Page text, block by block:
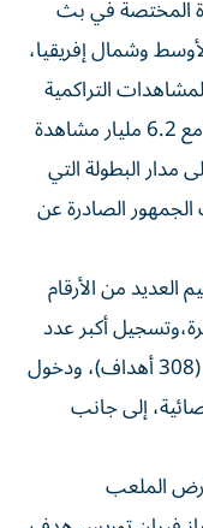
وشمال إفريقيا،
التراكمية
خلال تغطيتها لبطولة كأس العالم 2026 مع 6.2 مليار مشاهدة
البطولة التي
الجمهور الصادرة عن
من الأرقام
لأول مرة،وتسجيل أكبر عدد
من الأهداف في تاريخ بطولة كأس العالم (308 أهداف)، ودخول
إلى جانب
الملعب
فيران توريس هدف